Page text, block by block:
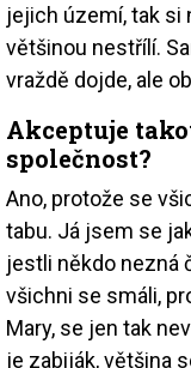
jejich území, tak
většinou nestřílí.
vraždě dojde, ale
Akceptuje
společnost?
Ano, protože se
tabu. Já jsem se
jestli někdo nezná
všichni se smáli,
Mary, se jen tak
je zabiják, většina